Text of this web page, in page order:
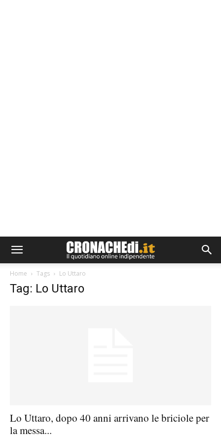
Home Tags Lo Uttaro
Tag: Lo Uttaro
Lo Uttaro, dopo 40 anni arrivano le briciole per
la messa...